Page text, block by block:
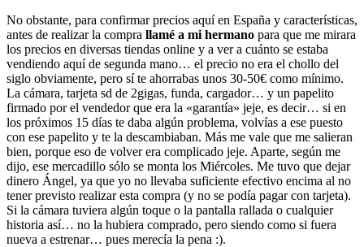
No obstante, para confirmar precios aquí en España y características,
antes de realizar la compra llamé a mi hermano para que me mirara
los precios en diversas tiendas online y a ver a cuánto se estaba
vendiendo aquí de segunda mano… el precio no era el chollo del
siglo obviamente, pero sí te ahorrabas unos 30-50€ como mínimo.
La cámara, tarjeta sd de 2gigas, funda, cargador… y un papelito
firmado por el vendedor que era la «garantía» jeje, es decir… si en
los próximos 15 días te daba algún problema, volvías a ese puesto
con ese papelito y te la descambiaban. Más me vale que me salieran
bien, porque eso de volver era complicado jeje. Aparte, según me
dijo, ese mercadillo sólo se monta los Miércoles. Me tuvo que dejar
dinero Ángel, ya que yo no llevaba suficiente efectivo encima al no
tener previsto realizar esta compra (y no se podía pagar con tarjeta).
Si la cámara tuviera algún toque o la pantalla rallada o cualquier
historia así… no la hubiera comprado, pero siendo como si fuera
nueva a estrenar… pues merecía la pena :).